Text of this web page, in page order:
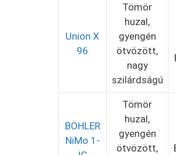
Union X
96
Tömör
huzal,
gyengén
ötvözött,
nagy
szilárdságú
BÖHLER
NiMo 1-
Tömör
huzal,
gyengén
ötvözött,